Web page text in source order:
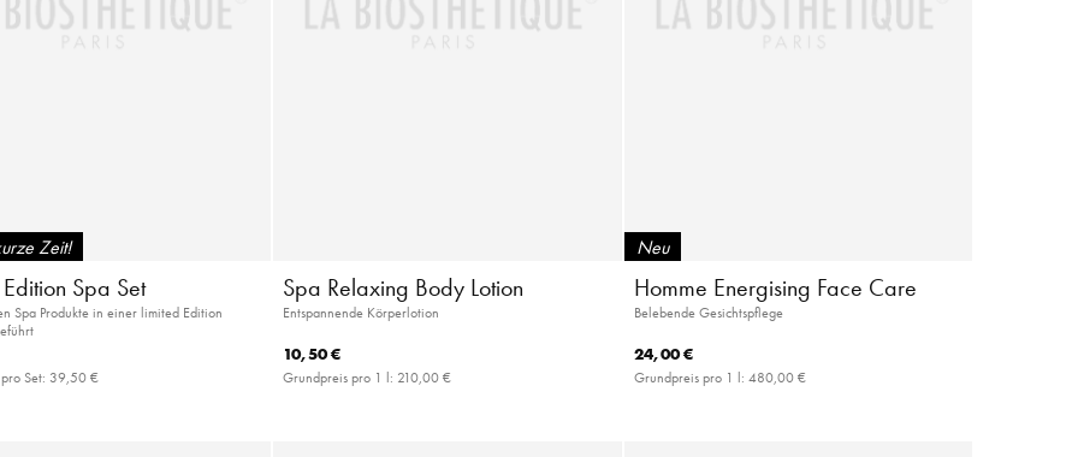
Zeit!
Spa Set
Spa Produkte in einer limited Edition
Set: 39,50 €
Spa Relaxing Body Lotion
Entspannende Körperlotion
10,50 €
Grundpreis pro 1 l: 210,00 €
Neu
Homme Energising Face Care
Belebende Gesichtspflege
24,00 €
Grundpreis pro 1 l: 480,00 €